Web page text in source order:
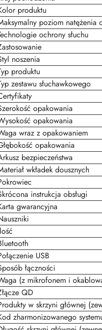
produktu
poziom natężenia
ochrony słuchu
noszenia
produktu
zestawu słuchawkowego
opakowania
opakowania
wraz z opakowaniem
opakowania
bezpieczeństwa
wkładek dousznych
instrukcja obsługi
gwarancyjna
USB
łączności
(z mikrofonem i
QD
w skrzyni głównej
zharmonizowanego